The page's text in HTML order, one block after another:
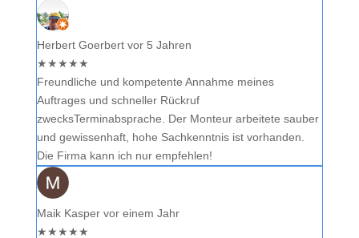
Herbert Goerbert vor 5 Jahren
★★★★★
Freundliche und kompetente Annahme meines
Auftrages und schneller Rückruf
zwecksTerminabsprache. Der Monteur arbeitete sauber
und gewissenhaft, hohe Sachkenntnis ist vorhanden.
Die Firma kann ich nur empfehlen!
Maik Kasper vor einem Jahr
★★★★★